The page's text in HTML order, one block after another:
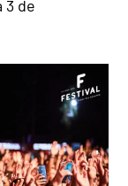
3 de